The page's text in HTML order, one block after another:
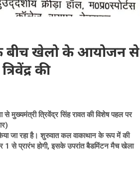
बीच खेलो के आयोजन से
की
मुख्यमंत्री त्रिवेंद्र सिंह रावत की विशेष पहल पर
जा रहा है। शुरुवात कल वाकाथान के रूप में की
से प्रारंभ होगी, इसके उपरांत बैडमिंटन मैच खेला